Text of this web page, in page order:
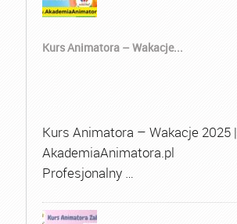
Kurs Animatora – Wakacje...
Kurs Animatora – Wakacje 2025 |
AkademiaAnimatora.pl
Profesjonalny …